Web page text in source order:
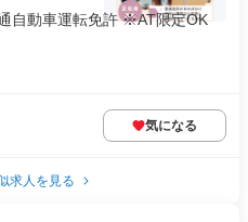
自動車運転免許 ※AT限定OK
気になる
求人を見る